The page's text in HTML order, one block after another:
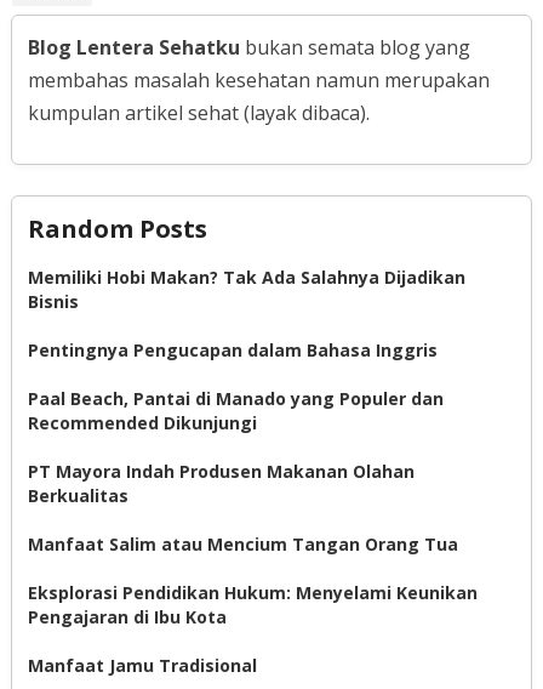
Blog Lentera Sehatku bukan semata blog yang
membahas masalah kesehatan namun merupakan
kumpulan artikel sehat (layak dibaca).
Random Posts
Memiliki Hobi Makan? Tak Ada Salahnya Dijadikan
Bisnis
Pentingnya Pengucapan dalam Bahasa Inggris
Paal Beach, Pantai di Manado yang Populer dan
Recommended Dikunjungi
PT Mayora Indah Produsen Makanan Olahan
Berkualitas
Manfaat Salim atau Mencium Tangan Orang Tua
Eksplorasi Pendidikan Hukum: Menyelami Keunikan
Pengajaran di Ibu Kota
Manfaat Jamu Tradisional